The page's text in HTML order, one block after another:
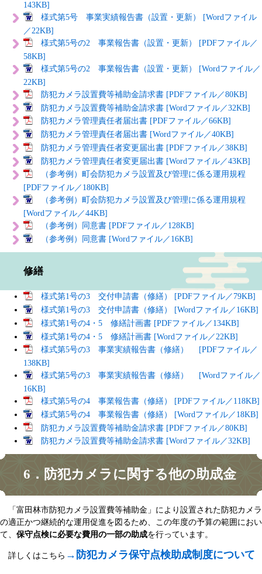
143KB]
様式第5号 事業実績報告書（設置・更新） [Wordファイル
／22KB]
様式第5号の2 事業報告書（設置・更新） [PDFファイル／
58KB]
様式第5号の2 事業報告書（設置・更新） [Wordファイル／
22KB]
防犯カメラ設置費等補助金請求書 [PDFファイル／80KB]
防犯カメラ設置費等補助金請求書 [Wordファイル／32KB]
防犯カメラ管理責任者届出書 [PDFファイル／66KB]
防犯カメラ管理責任者届出書 [Wordファイル／40KB]
防犯カメラ管理責任者変更届出書 [PDFファイル／38KB]
防犯カメラ管理責任者変更届出書 [Wordファイル／43KB]
（参考例）町会防犯カメラ設置及び管理に係る運用規程
[PDFファイル／180KB]
（参考例）町会防犯カメラ設置及び管理に係る運用規程
[Wordファイル／44KB]
（参考例）同意書 [PDFファイル／128KB]
（参考例）同意書 [Wordファイル／16KB]
修繕
様式第1号の3 交付申請書（修繕） [PDFファイル／79KB]
様式第1号の3 交付申請書（修繕） [Wordファイル／16KB]
様式第1号の4・5 修繕計画書 [PDFファイル／134KB]
様式第1号の4・5 修繕計画書 [Wordファイル／22KB]
様式第5号の3 事業実績報告書（修繕） [PDFファイル／
138KB]
様式第5号の3 事業実績報告書（修繕） [Wordファイル／
16KB]
様式第5号の4 事業報告書（修繕） [PDFファイル／118KB]
様式第5号の4 事業報告書（修繕） [Wordファイル／18KB]
防犯カメラ設置費等補助金請求書 [PDFファイル／80KB]
防犯カメラ設置費等補助金請求書 [Wordファイル／32KB]
6．防犯カメラに関する他の助成金
「富田林市防犯カメラ設置費等補助金」により設置された防犯カメラ
の適正かつ継続的な運用促進を図るため、この年度の予算の範囲におい
て、 保守点検に必要な費用の一部の助成を行っています。
​ 詳しくはこちら →防犯カメラ保守点検助成制度について​